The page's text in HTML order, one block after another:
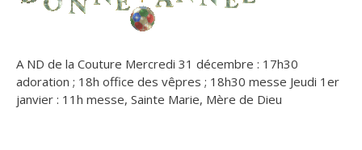
A ND de la Couture Mercredi 31 décembre : 17h30
adoration ; 18h office des vêpres ; 18h30 messe Jeudi 1er
janvier : 11h messe, Sainte Marie, Mère de Dieu